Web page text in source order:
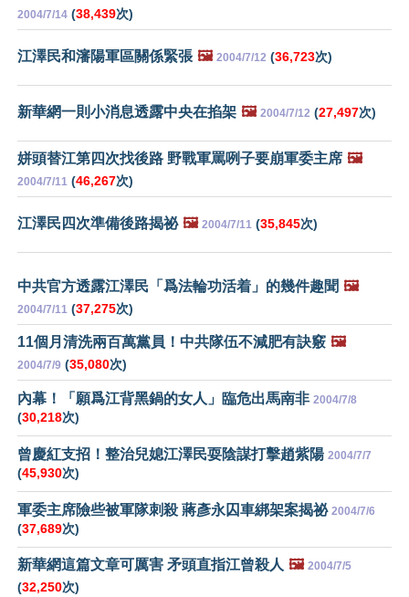
2004/7/14 (38,439次)
江澤民和瀋陽軍區關係緊張 🖼️ 2004/7/12 (36,723次)
新華網一則小消息透露中央在掐架 🖼️ 2004/7/12 (27,497次)
姘頭替江第四次找後路 野戰軍罵咧子要崩軍委主席 🖼️
2004/7/11 (46,267次)
江澤民四次準備後路揭祕 🖼️ 2004/7/11 (35,845次)
中共官方透露江澤民「爲法輪功活着」的幾件趣聞 🖼️
2004/7/11 (37,275次)
11個月清洗兩百萬黨員！中共隊伍不減肥有訣竅 🖼️
2004/7/9 (35,080次)
內幕！「願爲江背黑鍋的女人」臨危出馬南非 2004/7/8
(30,218次)
曾慶紅支招！整治兒媳江澤民耍陰謀打擊趙紫陽 2004/7/7
(45,930次)
軍委主席險些被軍隊刺殺 蔣彥永囚車綁架案揭祕 2004/7/6
(37,689次)
新華網這篇文章可厲害 矛頭直指江曾殺人 🖼️ 2004/7/5
(32,250次)